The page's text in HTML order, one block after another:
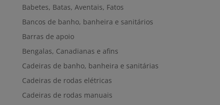
Babetes, Batas, Aventais, Fatos
Bancos de banho, banheira e sanitários
Barras de apoio
Bengalas, Canadianas e afins
Cadeiras de banho, banheira e sanitárias
Cadeiras de rodas elétricas
Cadeiras de rodas manuais